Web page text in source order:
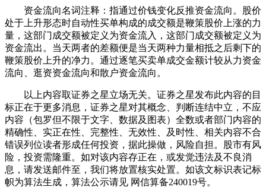
资金流向名词注释：指通过价钱变化反推资金流向。股价
处于上升形态时自动性买单构成的成交额是鞭策股价上涨的力
量，这部门成交额被定义为资金流入，这部门成交额被定义为
资金流出。当天两者的差额便是当天两种力量相抵之后剩下的
鞭策股价上升的净力。通过逐笔买卖单成交金额计较从力资金
流向、逛资资金流向和散户资金流向。
以上内容取证券之星立场无关。证券之星发布此内容的目
标正在于更多消息，证券之星对其概念、判断连结中立，不应
内容（包罗但不限于文字、数据及图表）全数或者部门内容的
精确性、实正在性、完整性、无效性、及时性、相关内容不合
错误列位读者形成任何投资，据此操做，风险自担。股市有风
险，投资需隆重。如对该内容存正在，或发觉违法及不良消
息，请发送邮件至，我们将放置核实处置。如该文标识表记标
帜为算法生成，算法公示请见 网信算备240019号。